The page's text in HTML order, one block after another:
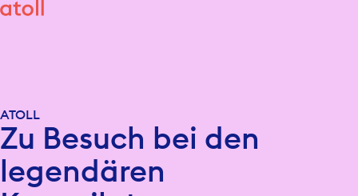
Zu Besuch bei den
legendären
ATOLL